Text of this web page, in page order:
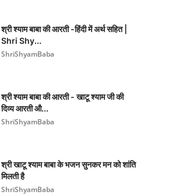
श्री श्याम बाबा की आरती -हिंदी में अर्थ सहित |
Shri Shy...
ShriShyamBaba
श्री श्याम बाबा की आरती - खाटू श्याम जी की
दिव्य आरती औ...
ShriShyamBaba
श्री खाटू श्याम बाबा के भजन सुनकर मन को शांति
मिलती है
ShriShyamBaba